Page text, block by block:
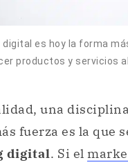
digital es hoy la forma
productos y servicios
una
fuerza es la que
digital. Si el